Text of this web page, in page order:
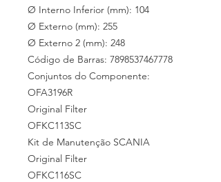
Ø Interno Inferior (mm): 104
Ø Externo (mm): 255
Ø Externo 2 (mm): 248
Código de Barras: 7898537467778
Conjuntos do Componente:
OFA3196R
Original Filter
OFKC113SC
Kit de Manutenção SCANIA
Original Filter
OFKC116SC